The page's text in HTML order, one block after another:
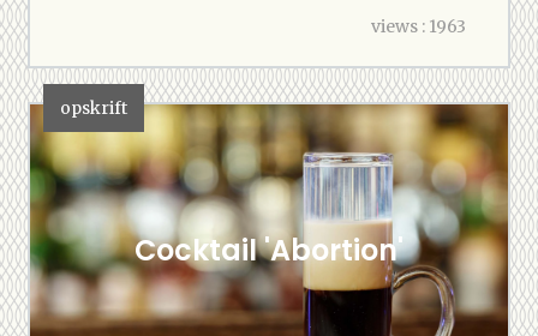
views : 1963
opskrift
Cocktail 'Abortion'